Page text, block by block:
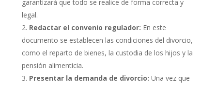
garantizará que todo se realice de forma correcta y
legal.
Redactar el convenio regulador: En este
documento se establecen las condiciones del divorcio,
como el reparto de bienes, la custodia de los hijos y la
pensión alimenticia.
Presentar la demanda de divorcio: Una vez que